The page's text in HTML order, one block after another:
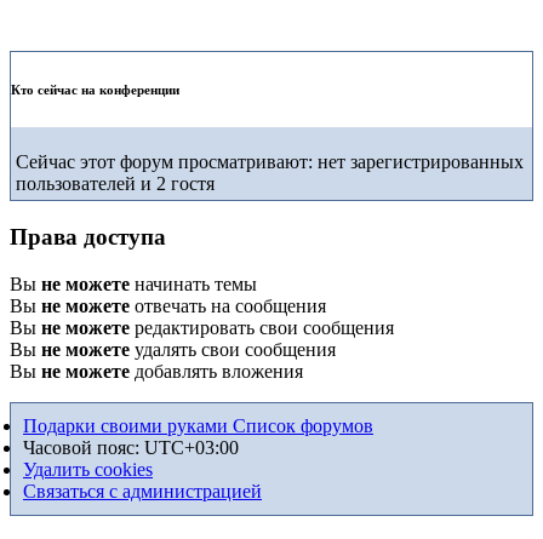
Кто сейчас на конференции
Сейчас этот форум просматривают: нет зарегистрированных
пользователей и 2 гостя
Права доступа
Вы не можете начинать темы
Вы не можете отвечать на сообщения
Вы не можете редактировать свои сообщения
Вы не можете удалять свои сообщения
Вы не можете добавлять вложения
Подарки своими руками Список форумов
Часовой пояс: UTC+03:00
Удалить cookies
Связаться с администрацией